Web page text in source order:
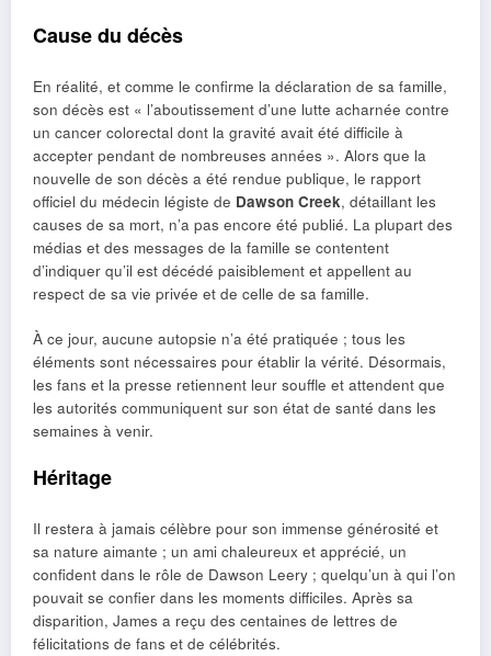
Cause du décès
En réalité, et comme le confirme la déclaration de sa famille,
son décès est « l’aboutissement d’une lutte acharnée contre
un cancer colorectal dont la gravité avait été difficile à
accepter pendant de nombreuses années ». Alors que la
nouvelle de son décès a été rendue publique, le rapport
officiel du médecin légiste de Dawson Creek, détaillant les
causes de sa mort, n’a pas encore été publié. La plupart des
médias et des messages de la famille se contentent
d’indiquer qu’il est décédé paisiblement et appellent au
respect de sa vie privée et de celle de sa famille.
À ce jour, aucune autopsie n’a été pratiquée ; tous les
éléments sont nécessaires pour établir la vérité. Désormais,
les fans et la presse retiennent leur souffle et attendent que
les autorités communiquent sur son état de santé dans les
semaines à venir.
Héritage
Il restera à jamais célèbre pour son immense générosité et
sa nature aimante ; un ami chaleureux et apprécié, un
confident dans le rôle de Dawson Leery ; quelqu’un à qui l’on
pouvait se confier dans les moments difficiles. Après sa
disparition, James a reçu des centaines de lettres de
félicitations de fans et de célébrités.